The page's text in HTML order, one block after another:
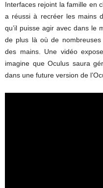
Interfaces rejoint la famille en
a réussi à recréer les mains
qu’il puisse agir avec dans le
de plus là où de
des mains. Une vidéo
imagine que Oculus saura
dans une future version de